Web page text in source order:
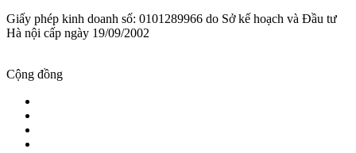
Giấy phép kinh doanh số: 0101289966 do Sở kế hoạch và Đầu tư
Hà nội cấp ngày 19/09/2002
Cộng đồng